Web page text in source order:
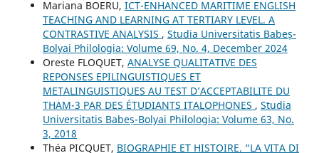
Mariana BOERU, ICT-ENHANCED MARITIME ENGLISH
TEACHING AND LEARNING AT TERTIARY LEVEL. A
CONTRASTIVE ANALYSIS , Studia Universitatis Babeș-
Bolyai Philologia: Volume 69, No. 4, December 2024
Oreste FLOQUET, ANALYSE QUALITATIVE DES
REPONSES EPILINGUISTIQUES ET
METALINGUISTIQUES AU TEST D’ACCEPTABILITE DU
THAM-3 PAR DES ÉTUDIANTS ITALOPHONES , Studia
Universitatis Babeș-Bolyai Philologia: Volume 63, No.
3, 2018
Théa PICQUET, BIOGRAPHIE ET HISTOIRE. “LA VITA DI